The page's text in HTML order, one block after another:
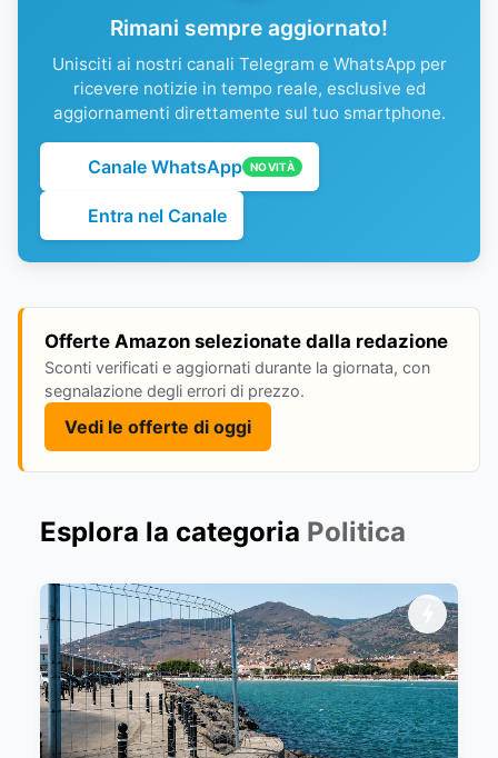
Rimani sempre aggiornato!
Unisciti ai nostri canali Telegram e WhatsApp per
ricevere notizie in tempo reale, esclusive ed
aggiornamenti direttamente sul tuo smartphone.
Canale WhatsApp NOVITÀ
Entra nel Canale
Offerte Amazon selezionate dalla redazione
Sconti verificati e aggiornati durante la giornata, con
segnalazione degli errori di prezzo.
Vedi le offerte di oggi
Esplora la categoria Politica